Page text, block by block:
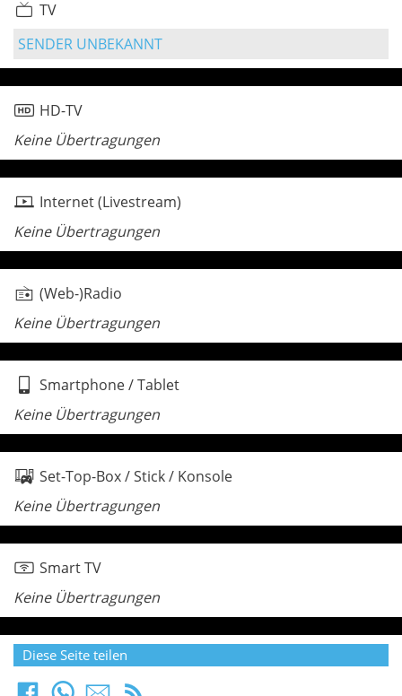
TV
SENDER UNBEKANNT
HD-TV
Keine Übertragungen
Internet (Livestream)
Keine Übertragungen
(Web-)Radio
Keine Übertragungen
Smartphone / Tablet
Keine Übertragungen
Set-Top-Box / Stick / Konsole
Keine Übertragungen
Smart TV
Keine Übertragungen
Diese Seite teilen